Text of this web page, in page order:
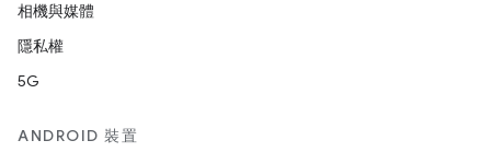
相機與媒體
隱私權
5G
ANDROID 裝置